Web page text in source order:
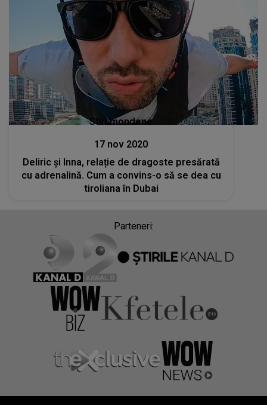
Stiri mondene
17 nov 2020
Deliric și Inna, relație de dragoste presărată
cu adrenalină. Cum a convins-o să se dea cu
tiroliana în Dubai
Parteneri: